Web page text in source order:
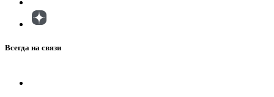
Всегда на связи